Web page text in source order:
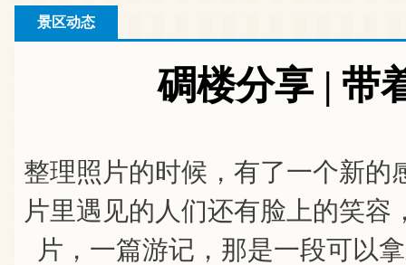
景区动态
碉楼分享 | 带
整理照片的时候，有了一个新
片里遇见的人们还有脸上的笑
片，一篇游记，那是一段可以